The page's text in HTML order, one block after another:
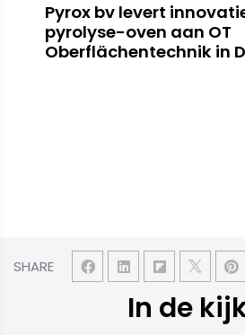
SHARE
Pyrox bv levert
pyrolyse-oven aan OT
Oberflächentechnik in
In de